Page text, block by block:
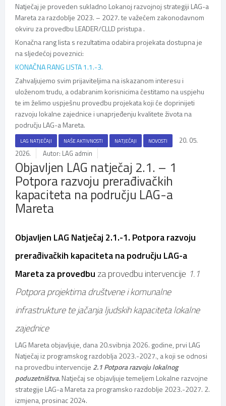
Natječaj je proveden sukladno Lokanoj razvojnoj strategiji LAG-a
Mareta za razdoblje 2023. – 2027. te važećem zakonodavnom
okviru za provedbu LEADER/CLLD pristupa .
Konačna rang lista s rezultatima odabira projekata dostupna je
na sljedećoj poveznici:
KONAČNA RANG LISTA 1.1.-3.
Zahvaljujemo svim prijaviteljima na iskazanom interesu i
uloženom trudu, a odabranim korisnicima čestitamo na uspjehu
te im želimo uspješnu provedbu projekata koji će doprinijeti
razvoju lokalne zajednice i unaprjeđenju kvalitete života na
području LAG-a Mareta.
LAG NATJEČAJI NAŠE AKTIVNOSTI NATJEČAJI NOVOSTI
20. 05.
2026.
Autor: LAG admin
Objavljen LAG natječaj 2.1. – 1
Potpora razvoju prerađivačkih
kapaciteta na području LAG-a
Mareta
Objavljen LAG Natječaj 2.1.-1. Potpora razvoju
prerađivačkih kapaciteta na području LAG-a
Maretaza provedbu za provedbu intervencije 1.1
Potpora projektima društvene i komunalne
infrastrukture te jačanja ljudskih kapaciteta lokalne
zajednice
LAG Mareta objavljuje, dana 20.svibnja 2026. godine, prvi LAG
Natječaj iz programskog razdoblja 2023.-2027., a koji se odnosi
na provedbu intervencije 2.1 Potpora razvoju lokalnog
poduzetništva.Natječaj se objavljuje temeljem Lokalne razvojne
strategije LAG-a Mareta za programsko razdoblje 2023.-2027. 2.
izmjena, prosinac 2024.